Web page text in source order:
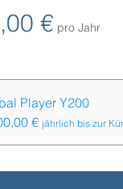
€Preis
pro Jahr
Player Y200
€ jährlich bis zur